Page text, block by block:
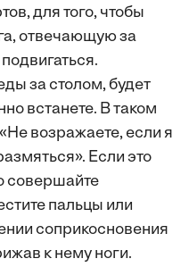
для того, чтобы
отвечающую за
за столом, будет
встанете. В таком
возражаете, если я
Если это
совершайте
пальцы или
соприкосновения
к нему ноги.